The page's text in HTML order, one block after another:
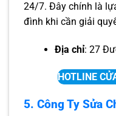
24/7. Đây chính là
đình khi cần giải
Địa chỉ: 27
HOTLINE
5. Công Ty Sửa